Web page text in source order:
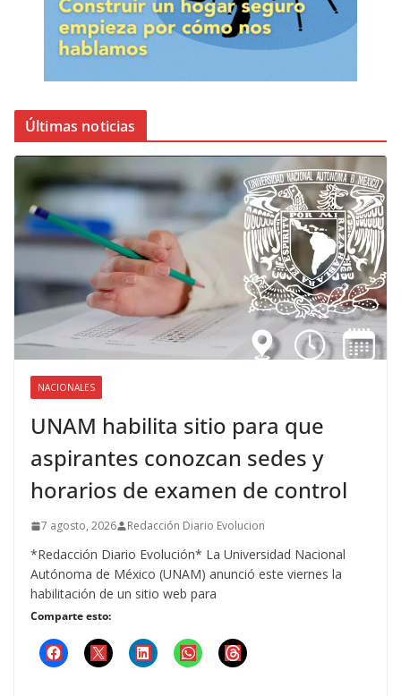
Últimas noticias
NACIONALES
UNAM habilita sitio para que
aspirantes conozcan sedes y
horarios de examen de control
7 agosto, 2026 Redacción Diario Evolucion
*Redacción Diario Evolución* La Universidad Nacional
Autónoma de México (UNAM) anunció este viernes la
habilitación de un sitio web para
Comparte esto: